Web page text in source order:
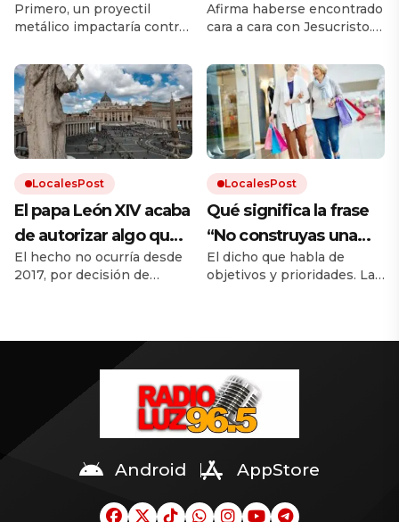
destruir un asteroide
en caso que amenace
a la Tierra
Primero, un proyectil
metálico impactaría contra
agujero profundo. Después,
una segunda nave
introduciría una carga
nuclear en ese hueco y la
detonaría.
dice que viajó al cielo
y revela cómo es
Jesús
Afirma haberse encontrado
cara a cara con Jesucristo. Y
encuentro.
LocalesPost
El papa León XIV acaba
de autorizar algo que
el papa Francisco había
prohibido
El hecho no ocurría desde
2017, por decisión de
LocalesPost
Qué significa la frase
“No construyas una
casa a los 50, no
plantes un árbol a los
El dicho que habla de
objetivos y prioridades. La
Android AppStore